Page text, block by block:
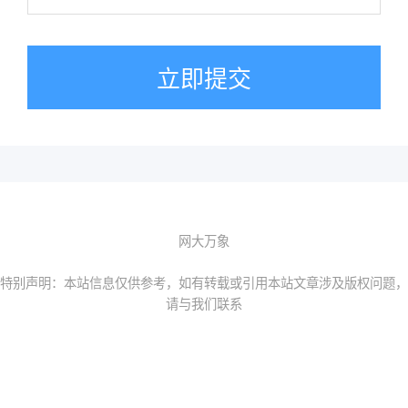
立即提交
网大万象
特别声明：本站信息仅供参考，如有转载或引用本站文章涉及版权问题，
请与我们联系